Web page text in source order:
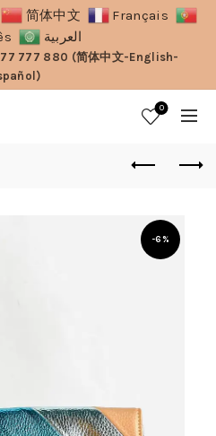
简体中文
Français
العربية
777 880 (简体中文-English-
0
-6%